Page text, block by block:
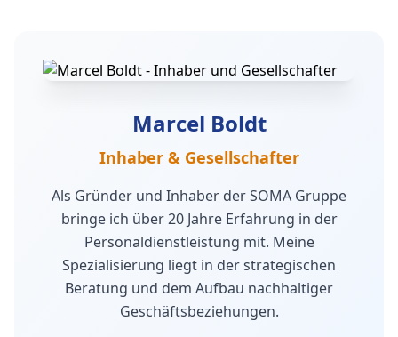
Marcel Boldt
Inhaber & Gesellschafter
Als Gründer und Inhaber der SOMA Gruppe
bringe ich über 20 Jahre Erfahrung in der
Personaldienstleistung mit. Meine
Spezialisierung liegt in der strategischen
Beratung und dem Aufbau nachhaltiger
Geschäftsbeziehungen.